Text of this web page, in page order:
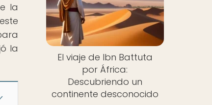
la
la
El viaje de Ibn Battuta
por África:
Descubriendo un
continente desconocido